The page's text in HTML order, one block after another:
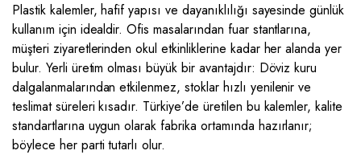
Plastik kalemler, hafif yapısı ve dayanıklılığı sayesinde günlük
kullanım için idealdir. Ofis masalarından fuar stantlarına,
müşteri ziyaretlerinden okul etkinliklerine kadar her alanda yer
bulur. Yerli üretim olması büyük bir avantajdır: Döviz kuru
dalgalanmalarından etkilenmez, stoklar hızlı yenilenir ve
teslimat süreleri kısadır. Türkiye’de üretilen bu kalemler, kalite
standartlarına uygun olarak fabrika ortamında hazırlanır;
böylece her parti tutarlı olur.